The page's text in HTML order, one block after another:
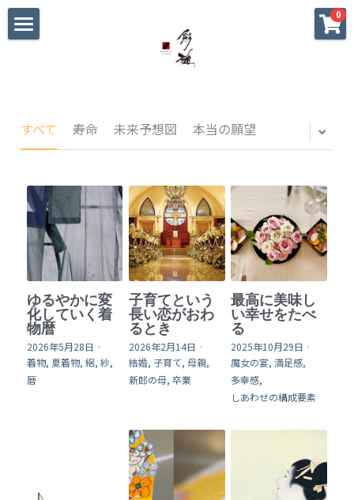
0
大切な方への贈り物
パーティ•おもてなし
私へのご褒美
迷った時のギャラリー
戦国武将家紋シリーズ
blog
すべて 寿命 未来予想図 本当の願望
ゆるやかに変
化していく着
物暦
2026年5月28日 ·
着物, 夏着物, 絽, 紗,
暦
子育てという
長い恋がおわ
るとき
2026年2月14日 ·
結婚, 子育て, 母親,
新郎の母, 卒業
最高に美味し
い幸せをたべ
る
2025年10月29日 ·
魔女の宴, 満足感,
多幸感,
しあわせの構成要素
×
ストアカテゴリー